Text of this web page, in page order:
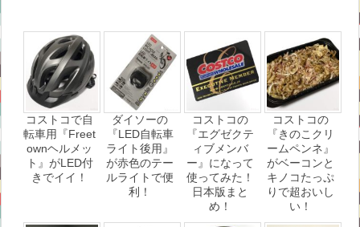
コストコで自
転車用『Freet
ownヘルメッ
ト』がLED付
きでイイ！
ダイソーの
『LED自転車
ライト後用』
が赤色のテー
ルライトで便
利！
コストコの
『エグゼクテ
ィブメンバ
ー』になって
使ってみた！
日本版まと
め！
コストコの
『きのこクリ
ームペンネ』
がベーコンと
キノコたっぷ
りで超おいし
い！